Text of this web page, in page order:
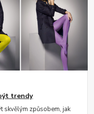
trendy
skvělým způsobem, jak